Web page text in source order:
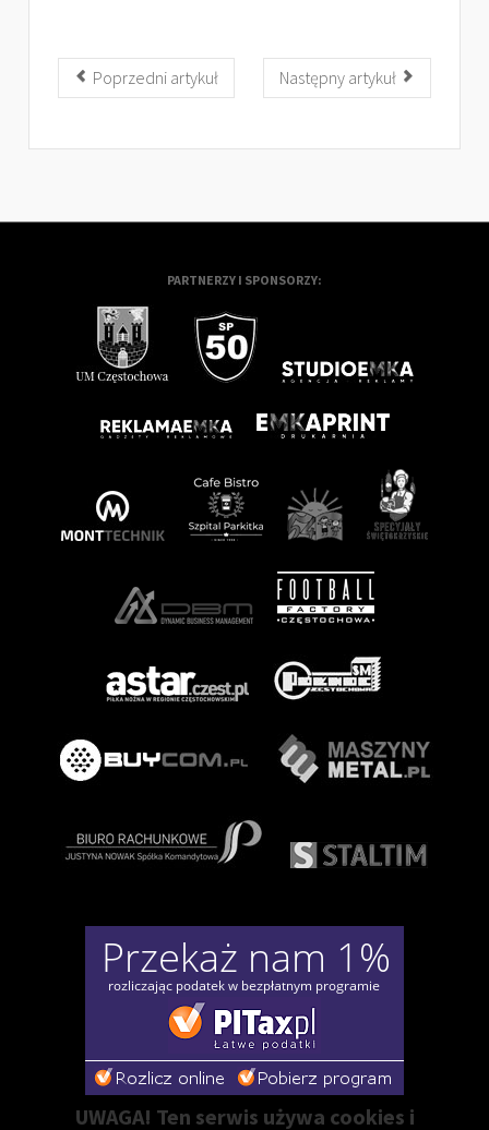
Poprzedni artykuł Następny artykuł
PARTNERZY I SPONSORZY:
UWAGA! Ten serwis używa cookies i